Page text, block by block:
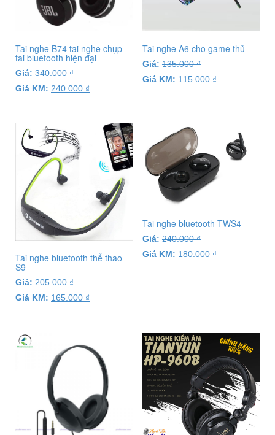
Tai nghe B74 tai nghe chụp
tai bluetooth hiện đại
Giá: 340.000₫
Giá KM: 240.000 ₫
Tai nghe A6 cho game thủ
Giá: 135.000₫
Giá KM: 115.000 ₫
Tai nghe bluetooth thể thao
S9
Giá: 205.000₫
Giá KM: 165.000 ₫
Tai nghe bluetooth TWS4
Giá: 240.000₫
Giá KM: 180.000 ₫